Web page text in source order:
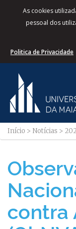
As cookies
pessoal dos
Politica de Privacidade
Início > Notícias >
contra